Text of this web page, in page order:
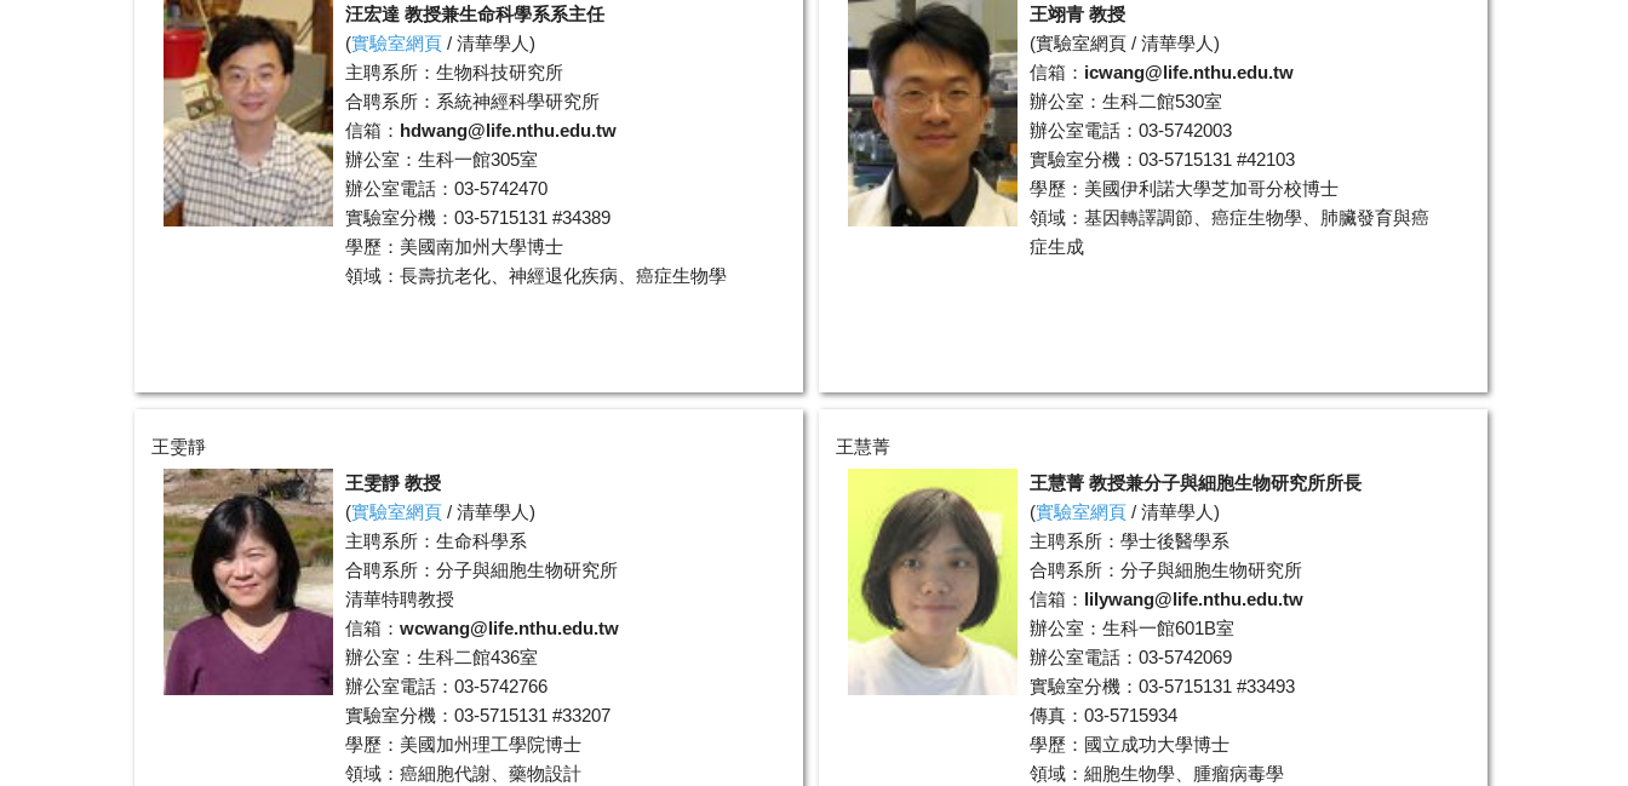
汪宏達 教授兼生命科學系系主任
(實驗室網頁 / 清華學人)
主聘系所：生物科技研究所
合聘系所：系統神經科學研究所
信箱： hdwang@life.nthu.edu.tw
辦公室：生科一館305室
辦公室電話：03-5742470
實驗室分機：03-5715131 #34389
學歷：美國南加州大學博士
領域：長壽抗老化、神經退化疾病、癌症生物學
王翊青 教授
(實驗室網頁 /清華學人)
信箱： icwang@life.nthu.edu.tw
辦公室：生科二館530室
辦公室電話：03-5742003
實驗室分機：03-5715131 #42103
學歷：美國伊利諾大學芝加哥分校博士
領域：基因轉譯調節、癌症生物學、肺臟發育與癌
症生成
王雯靜
王雯靜 教授
(實驗室網頁 / 清華學人)
主聘系所：生命科學系
合聘系所：分子與細胞生物研究所
清華特聘教授
信箱： wcwang@life.nthu.edu.tw
辦公室：生科二館436室
辦公室電話：03-5742766
實驗室分機：03-5715131 #33207
學歷：美國加州理工學院博士
領域：癌細胞代謝、藥物設計
王慧菁
王慧菁 教授兼分子與細胞生物研究所所長
(實驗室網頁 /清華學人)
主聘系所：學士後醫學系
合聘系所：分子與細胞生物研究所
信箱： lilywang@life.nthu.edu.tw
辦公室：生科一館601B室
辦公室電話：03-5742069
實驗室分機：03-5715131 #33493
傳真：03-5715934
學歷：國立成功大學博士
領域：細胞生物學、腫瘤病毒學